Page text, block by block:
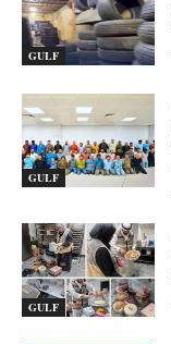
GULF
GULF
GULF